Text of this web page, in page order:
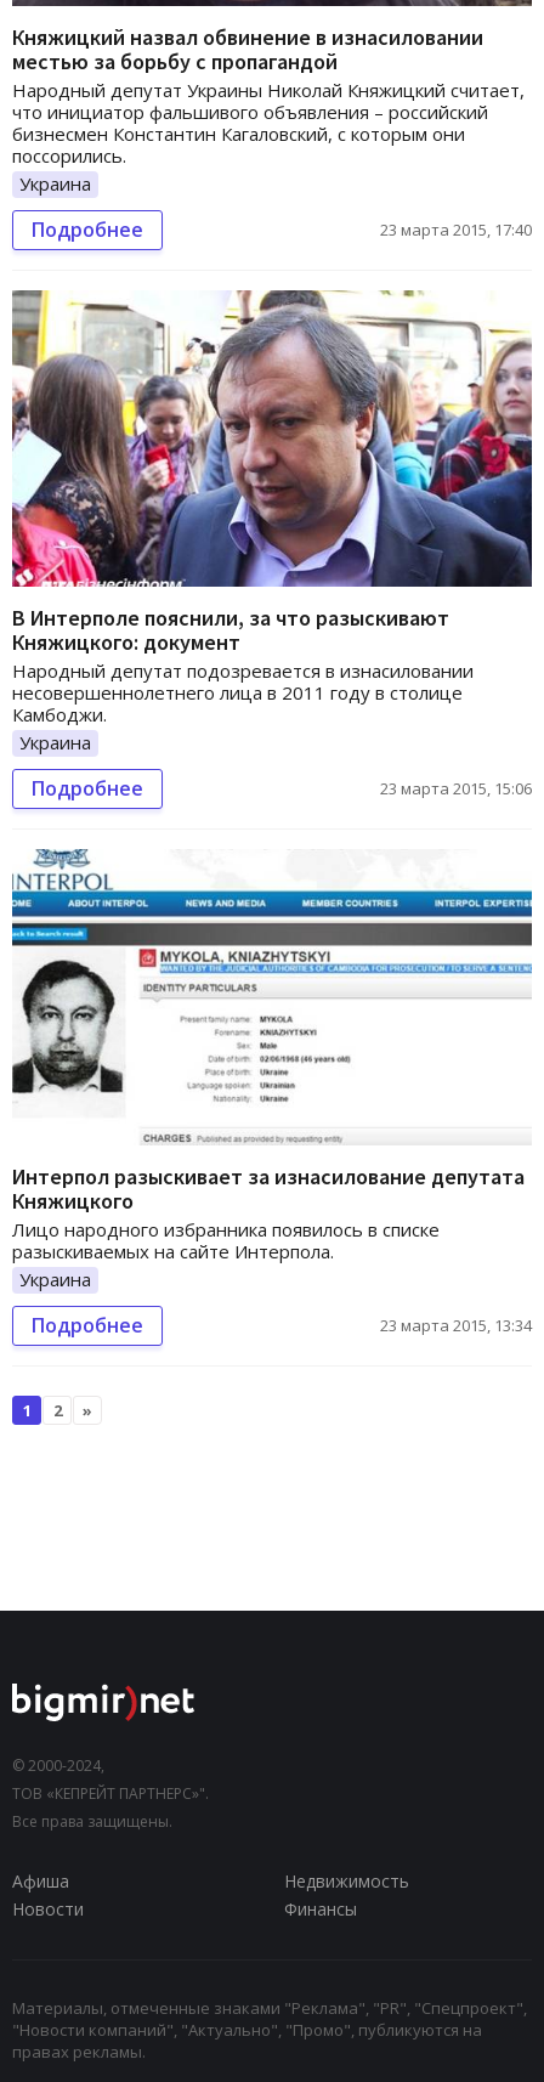
Княжицкий назвал обвинение в изнасиловании
местью за борьбу с пропагандой
Народный депутат Украины Николай Княжицкий считает,
что инициатор фальшивого объявления – российский
бизнесмен Константин Кагаловский, с которым они
поссорились.
Украина
Подробнее 23 марта 2015, 17:40
В Интерполе пояснили, за что разыскивают
Княжицкого: документ
Народный депутат подозревается в изнасиловании
несовершеннолетнего лица в 2011 году в столице
Камбоджи.
Украина
Подробнее 23 марта 2015, 15:06
Интерпол разыскивает за изнасилование депутата
Княжицкого
Лицо народного избранника появилось в списке
разыскиваемых на сайте Интерпола.
Украина
Подробнее 23 марта 2015, 13:34
1 2 »
© 2000-2024,
ТОВ «КЕПРЕЙТ ПАРТНЕРС»".
Все права защищены.
Афиша
Недвижимость
Новости
Финансы
Материалы, отмеченные знаками "Реклама", "PR", "Спецпроект",
"Новости компаний", "Актуально", "Промо", публикуются на
правах рекламы.